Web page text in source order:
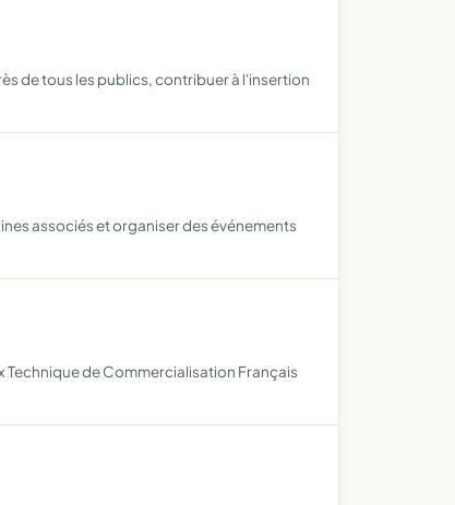
de tous les publics, contribuer à l'insertion
associés et organiser des événements
Technique de Commercialisation Français